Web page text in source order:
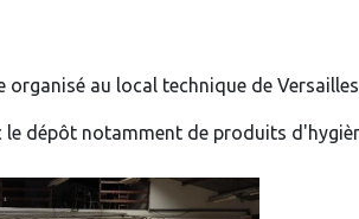
organisé au local technique de
dépôt notamment de produits